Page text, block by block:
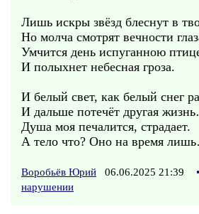
Лишь искры звёзд блеснут в
Но молча смотрят вечности
Умчится день испуганною
И полыхнет небесная гроза.
И белый свет, как белый снег
И дальше потечёт другая
Душа моя печалится, страдает.
А тело что? Оно на время
Воробьёв Юрий 06.06.2025 21:39 •
нарушении